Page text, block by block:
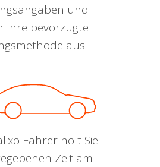
und
Ihre bevorzugte
aus.
Fahrer holt Sie
Zeit am